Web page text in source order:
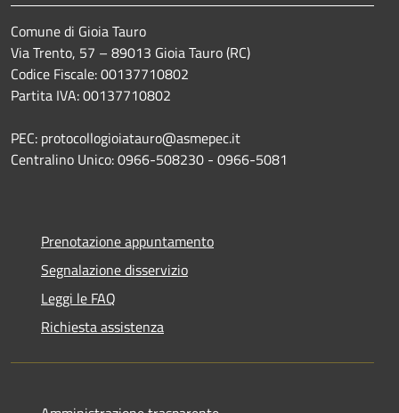
Comune di Gioia Tauro
Via Trento, 57 – 89013 Gioia Tauro (RC)
Codice Fiscale: 00137710802
Partita IVA: 00137710802
PEC: protocollogioiatauro@asmepec.it
Centralino Unico: 0966-508230 - 0966-5081
Prenotazione appuntamento
Segnalazione disservizio
Leggi le FAQ
Richiesta assistenza